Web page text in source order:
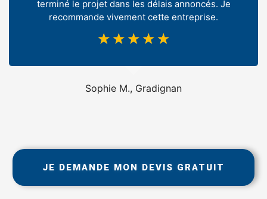
Sophie M., Gradignan
terminé le projet dans les délais annoncés. Je
recommande vivement cette entreprise.
☆ ☆ ☆ ☆ ☆
JE DEMANDE MON DEVIS GRATUIT